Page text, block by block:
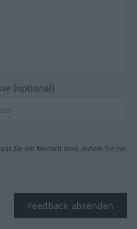
(optional)
Sie ein Mensch sind, indem Sie ein
Feedback absenden